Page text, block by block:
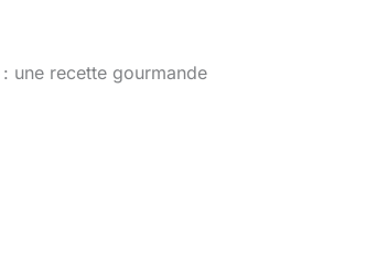
une recette gourmande